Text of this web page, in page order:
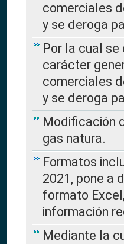
comerciales
y se deroga
Por la cual
carácter
comerciales
y se deroga
Modificación
gas natura.
Formatos
2021, pone a
formato
información
Mediante la